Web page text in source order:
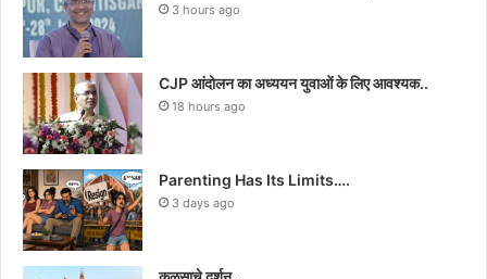
3 hours ago
CJP आंदोलन का अध्ययन युवाओं के लिए आवश्यक..
18 hours ago
Parenting Has Its Limits….
3 days ago